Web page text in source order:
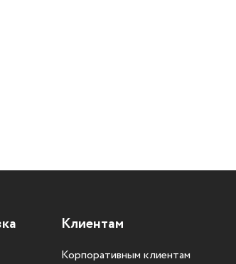
Клиентам
Корпоративным клиентам